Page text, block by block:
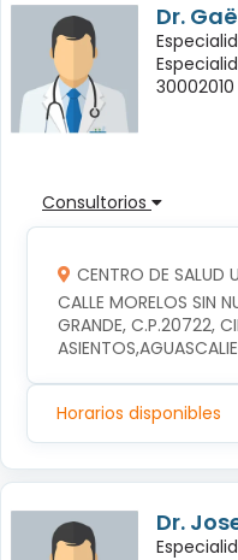
Dr.
30002010
Consultorios
CENTRO DE SALUD
CALLE MORELOS SIN
GRANDE, C.P.20722,
Horarios disponibles
Dr.